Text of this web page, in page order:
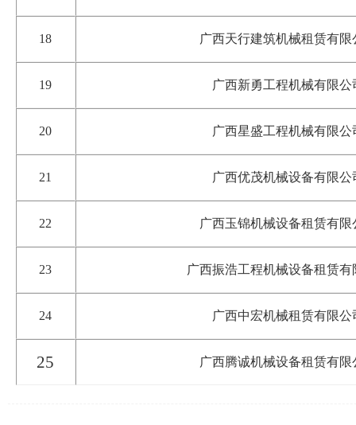
18 广西天行建筑机械租赁有限
19 广西新勇工程机械有限公
20 广西星盛工程机械有限公
21 广西优茂机械设备有限公
22 广西玉锦机械设备租赁有限
23 广西振浩工程机械设备租赁有
24 广西中宏机械租赁有限公
25 广西腾诚机械设备租赁有限